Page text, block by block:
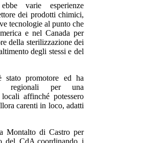
varie esperienze
dei prodotti chimici,
tecnologie al punto che
e nel Canada per
della sterilizzazione dei
degli stessi e del
stato promotore ed ha
regionali per una
affinché potessero
carenti in loco, adatti
Montalto di Castro per
del CdA,coordinando i